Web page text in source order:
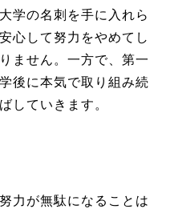
学の名刺を手に入れら
心して努力をやめてし
ません。一方で、第一
後に本気で取り組み続
していきます。
力が無駄になることは